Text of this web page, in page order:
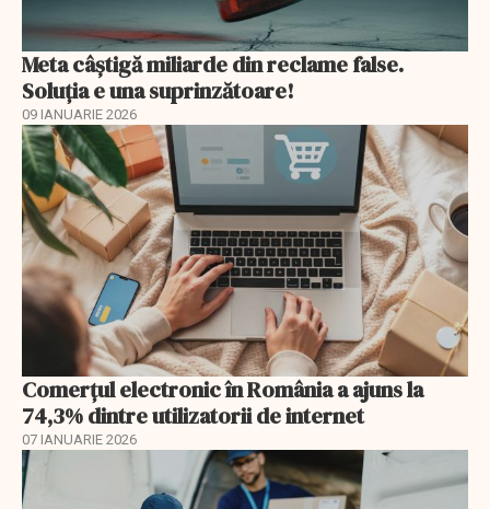
Meta câștigă miliarde din reclame false.
Soluția e una suprinzătoare!
09 IANUARIE 2026
Comerțul electronic în România a ajuns la
74,3% dintre utilizatorii de internet
07 IANUARIE 2026